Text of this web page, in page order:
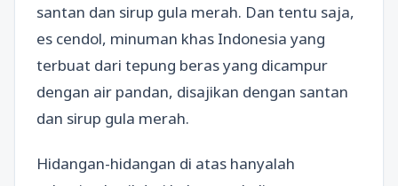
santan dan sirup gula merah. Dan tentu saja,
es cendol, minuman khas Indonesia yang
terbuat dari tepung beras yang dicampur
dengan air pandan, disajikan dengan santan
dan sirup gula merah.
Hidangan-hidangan di atas hanyalah